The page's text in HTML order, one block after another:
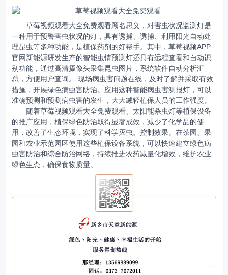
草莓视频观看大全免费观看顾名思义，对害虫状况监测灯是
一种用于预警害虫状况的灯，具有诱捕、诱捕、利用阳光自动处
理昆虫等多种功能，是植保药剂的好帮手。其中，草莓视频APP
官网新能源研发生产的智能虫情预测灯还具有远程查看和自动识
别功能，通过高清摄像头采集昆虫图片，系统软件自动分析汇
总，方便用户查询。 现场病虫害问题在线，及时了解并采取有效
措施，开展绿色病虫害防治。应用这种智能病虫害测报灯，可以
准确预测和预测病虫害的发生，大大减轻植保人员的工作强度。
随着草莓视频观看大全免费观看、太阳能杀虫灯等植保设备
的推广应用，植保绿色防治取得显著成效，减少了化学品的使
用，改善了生态环境，实现了科学灭虫。控制效果。在茶园、果
园和农业示范园区使用这些植保设备系统，可以快速建立绿色病
虫害防治和综合防治网络，持续推进农药减量化增效，维护农业
绿色生态，确保食物质量。